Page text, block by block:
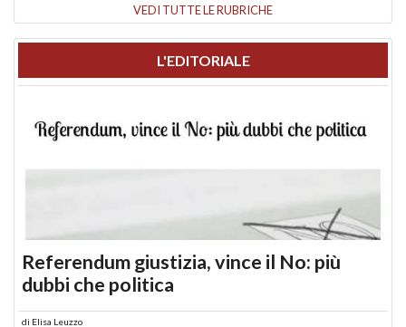
VEDI TUTTE LE RUBRICHE
L'EDITORIALE
Referendum giustizia, vince il No: più
dubbi che politica
di Elisa Leuzzo